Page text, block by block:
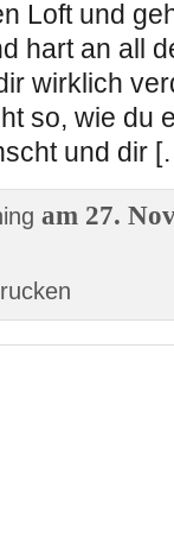
Loft und
hart an all
wirklich
so, wie du
und dir
am 27.